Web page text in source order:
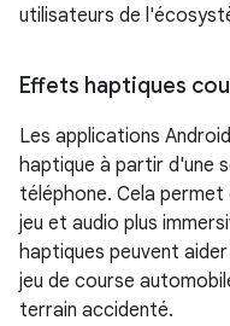
utilisateurs de
Effets haptiques
Les applications
haptique à partir d'une
téléphone. Cela
jeu et audio plus
haptiques peuvent
jeu de course
terrain accidenté.